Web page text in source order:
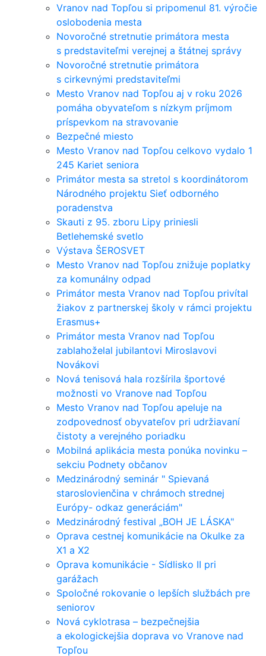
Vranov nad Topľou si pripomenul 81. výročie
oslobodenia mesta
Novoročné stretnutie primátora mesta
s predstaviteľmi verejnej a štátnej správy
Novoročné stretnutie primátora
s cirkevnými predstaviteľmi
Mesto Vranov nad Topľou aj v roku 2026
pomáha obyvateľom s nízkym príjmom
príspevkom na stravovanie
Bezpečné miesto
Mesto Vranov nad Topľou celkovo vydalo 1
245 Kariet seniora
Primátor mesta sa stretol s koordinátorom
Národného projektu Sieť odborného
poradenstva
Skauti z 95. zboru Lipy priniesli
Betlehemské svetlo
Výstava ŠEROSVET
Mesto Vranov nad Topľou znižuje poplatky
za komunálny odpad
Primátor mesta Vranov nad Topľou privítal
žiakov z partnerskej školy v rámci projektu
Erasmus+
Primátor mesta Vranov nad Topľou
zablahoželal jubilantovi Miroslavovi
Novákovi
Nová tenisová hala rozšírila športové
možnosti vo Vranove nad Topľou
Mesto Vranov nad Topľou apeluje na
zodpovednosť obyvateľov pri udržiavaní
čistoty a verejného poriadku
Mobilná aplikácia mesta ponúka novinku –
sekciu Podnety občanov
Medzinárodný seminár " Spievaná
staroslovienčina v chrámoch strednej
Európy- odkaz generáciám"
Medzinárodný festival „BOH JE LÁSKA"
Oprava cestnej komunikácie na Okulke za
X1 a X2
Oprava komunikácie - Sídlisko II pri
garážach
Spoločné rokovanie o lepších službách pre
seniorov
Nová cyklotrasa – bezpečnejšia
a ekologickejšia doprava vo Vranove nad
Topľou